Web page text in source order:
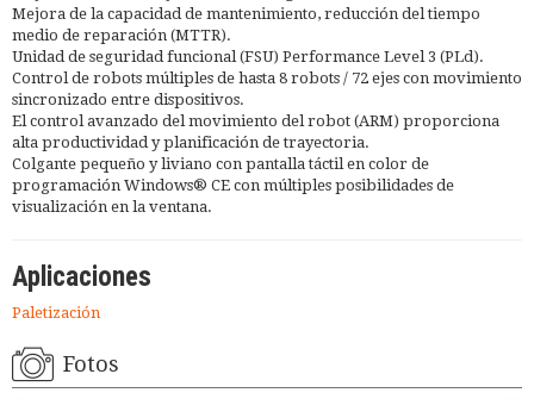
Mejora de la capacidad de mantenimiento, reducción del tiempo
medio de reparación (MTTR).
Unidad de seguridad funcional (FSU) Performance Level 3 (PLd).
Control de robots múltiples de hasta 8 robots / 72 ejes con movimiento
sincronizado entre dispositivos.
El control avanzado del movimiento del robot (ARM) proporciona
alta productividad y planificación de trayectoria.
Colgante pequeño y liviano con pantalla táctil en color de
programación Windows® CE con múltiples posibilidades de
visualización en la ventana.
Aplicaciones
Paletización
Fotos